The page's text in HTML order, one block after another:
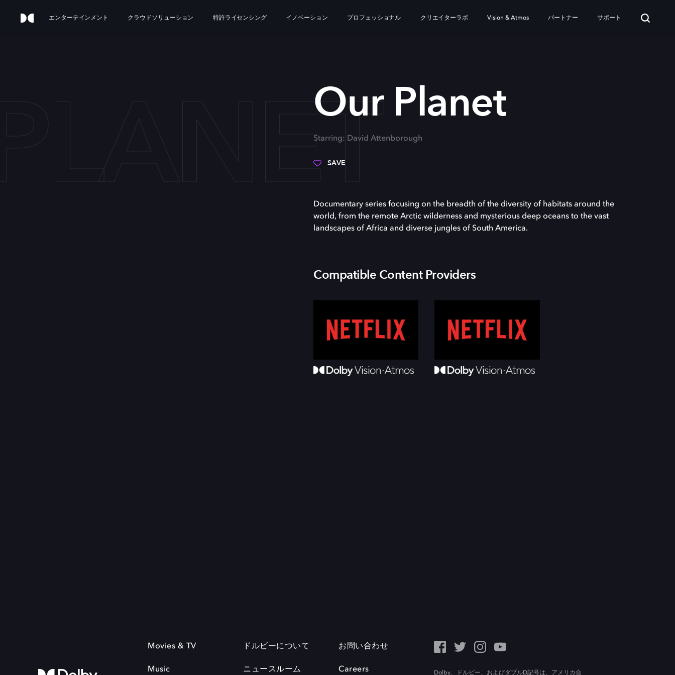
エンターテインメント クラウドソリューション 特許ライセンシング イノベーション プロフェッショナル クリエイターラボ Vision & Atmos パートナー サポート
Our Planet
Starring: David Attenborough
SAVE
Documentary series focusing on the breadth of the diversity of habitats around the
world, from the remote Arctic wilderness and mysterious deep oceans to the vast
landscapes of Africa and diverse jungles of South America.
Compatible Content Providers
Movies & TV
Music
ドルビーについて
ニュースルーム
お問い合わせ
Careers Dolby、ドルビー、およびダブルD記号は、アメリカ合